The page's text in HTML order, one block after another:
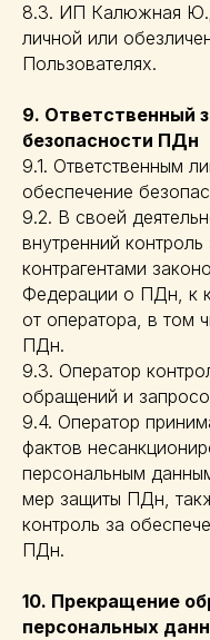
8.3. ИП Калюжная
личной или
Пользователях.
9. Ответственный
безопасности ПДн
9.1. Ответственным
обеспечение
9.2. В своей
внутренний
контрагентами
Федерации о ПДн, к
от оператора, в том
ПДн.
9.3. Оператор
обращений и
9.4. Оператор
фактов
персональным
мер защиты ПДн,
контроль за
ПДн.
10. Прекращение
персональных